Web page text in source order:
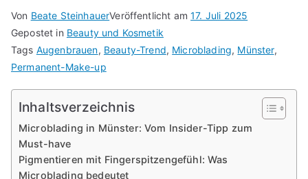
Von Beate SteinhauerVeröffentlicht am17. Juli 2025
Gepostet in Beauty und Kosmetik
Tags Augenbrauen, Beauty-Trend, Microblading, Münster,
Permanent-Make-up
Inhaltsverzeichnis
Microblading in Münster: Vom Insider-Tipp zum
Must-have
Pigmentieren mit Fingerspitzengefühl: Was
Microblading bedeutet